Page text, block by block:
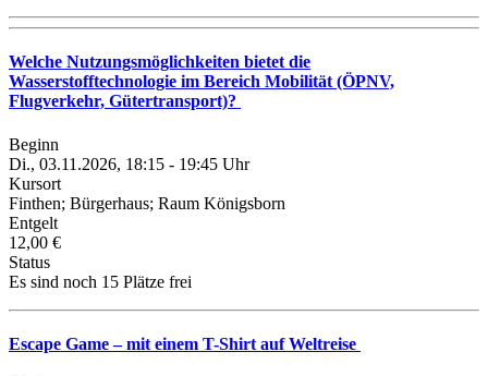
Welche Nutzungsmöglichkeiten bietet die
Wasserstofftechnologie im Bereich Mobilität (ÖPNV,
Flugverkehr, Gütertransport)?
Beginn
Di., 03.11.2026, 18:15 - 19:45 Uhr
Kursort
Finthen; Bürgerhaus; Raum Königsborn
Entgelt
12,00 €
Status
Es sind noch 15 Plätze frei
Escape Game – mit einem T-Shirt auf Weltreise